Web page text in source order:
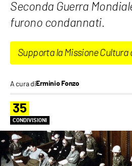
Seconda Guerra
furono condannati.
Supporta la Missione Cultura
A cura diErminio Fonzo
35
CONDIVISIONI